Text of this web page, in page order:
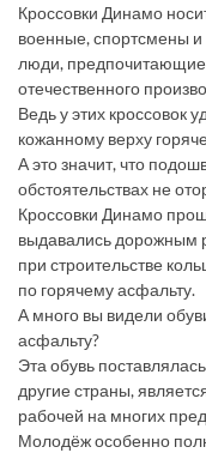
Кроссовки Динамо
военные, спортсмены и
люди,
отечественного
Ведь у этих кроссовок
кожанному верху
А это значит, что
обстоятельствах не
Кроссовки Динамо
выдавались дорожным
при строительстве
по горячему асфальту.
А много вы видели
асфальту?
Эта обувь
другие страны,
рабочей на многих
Молодёж особенно